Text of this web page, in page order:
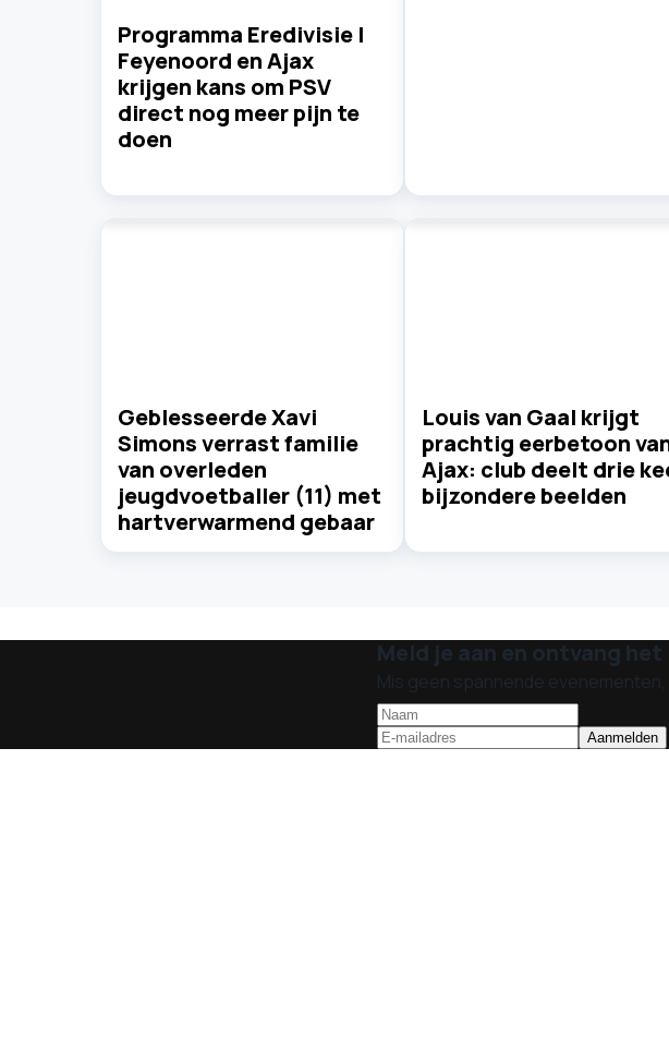
Programma Eredivisie |
Feyenoord en Ajax
krijgen kans om PSV
direct nog meer pijn te
doen
Geblesseerde Xavi
Simons verrast familie
van overleden
jeugdvoetballer (11) met
hartverwarmend gebaar
Louis van Gaal krijgt
prachtig eerbetoon
Ajax: club deelt drie
bijzondere beelden
Meld je aan en ontvang
Mis geen spannende